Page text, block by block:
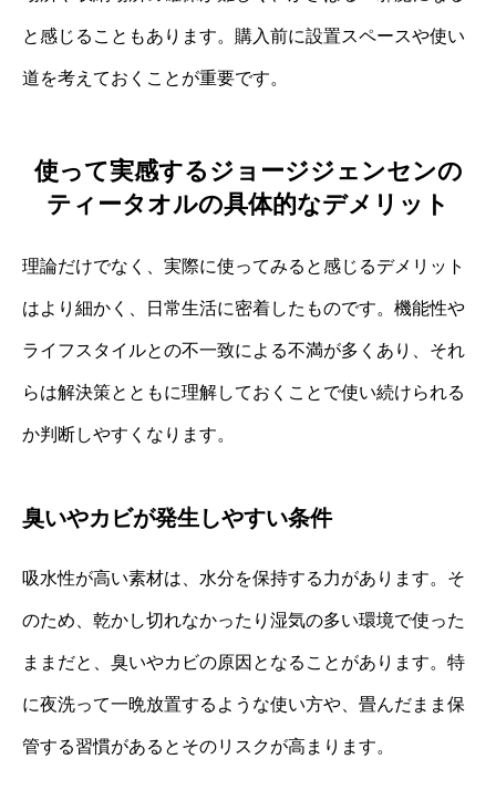
と感じることもあります。購入前に設置スペースや使い
道を考えておくことが重要です。
使って実感するジョージジェンセンの
ティータオルの具体的なデメリット
理論だけでなく、実際に使ってみると感じるデメリット
はより細かく、日常生活に密着したものです。機能性や
ライフスタイルとの不一致による不満が多くあり、それ
らは解決策とともに理解しておくことで使い続けられる
か判断しやすくなります。
臭いやカビが発生しやすい条件
吸水性が高い素材は、水分を保持する力があります。そ
のため、乾かし切れなかったり湿気の多い環境で使った
ままだと、臭いやカビの原因となることがあります。特
に夜洗って一晩放置するような使い方や、畳んだまま保
管する習慣があるとそのリスクが高まります。